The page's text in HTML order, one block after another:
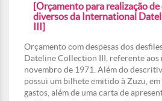
[Orçamento para realização de
diversos da International
III]
Orçamento com despesas dos
Dateline Collection III, referente aos
novembro de 1971. Além do
possui um bilhete emitido à Zuzu,
gastos, além de uma carta de